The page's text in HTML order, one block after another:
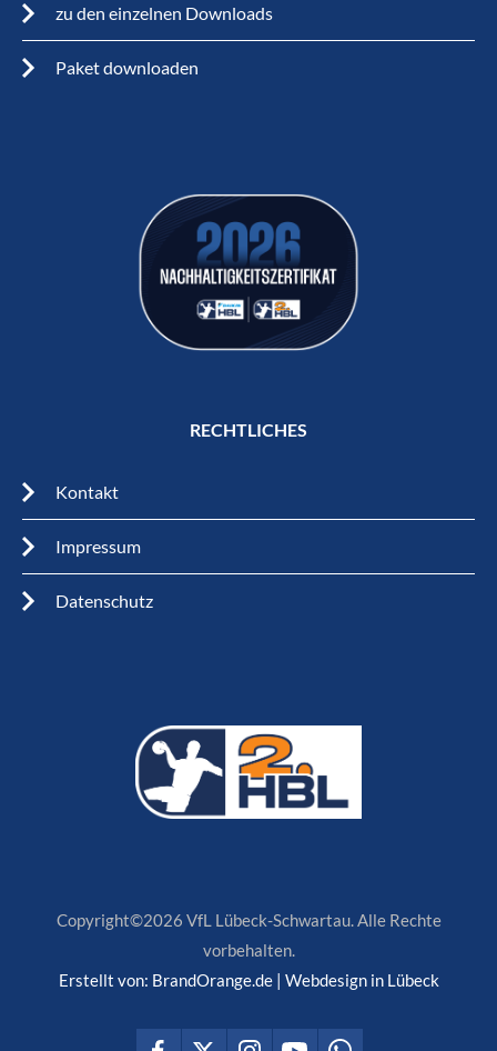
zu den einzelnen Downloads
Paket downloaden
RECHTLICHES
Kontakt
Impressum
Datenschutz
Copyright©2026 VfL Lübeck-Schwartau. Alle Rechte
vorbehalten.
Erstellt von: BrandOrange.de | Webdesign in Lübeck